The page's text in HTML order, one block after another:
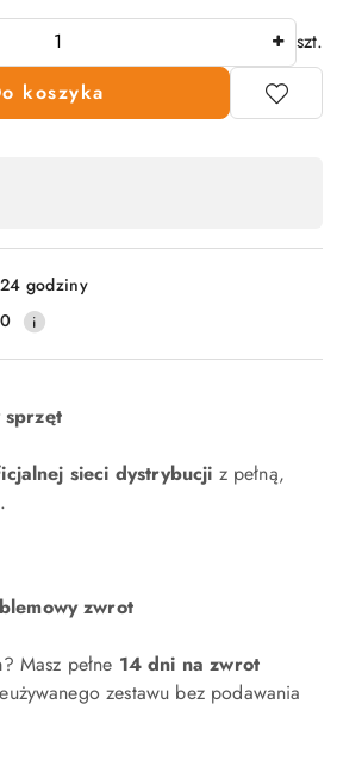
szt.
koszyka
24 godziny
0
sprzęt
sieci dystrybucji z pełną,
zwrot
Masz pełne 14 dni na zwrot
zestawu bez podawania